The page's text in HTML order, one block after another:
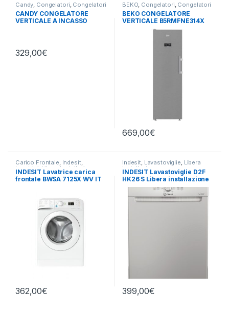
Candy Congelatori Congelatori
Verticali,libera installazione
CANDY CONGELATORE
VERTICALE A INCASSO
329,00€
BEKO Congelatori Congelatori
Verticali,libera installazione
BEKO CONGELATORE
VERTICALE B5RMFNE314X
NO FROST
669,00€
Carico Frontale, Indesit,
Lavatrici,Libera Installazione
INDESIT Lavatrice carica
frontale BWSA 7125X WV IT
362,00€
Indesit, Lavastoviglie, Libera
Installazione
INDESIT Lavastoviglie D2F
HK26 S Libera installazione
14 coperti
399,00€